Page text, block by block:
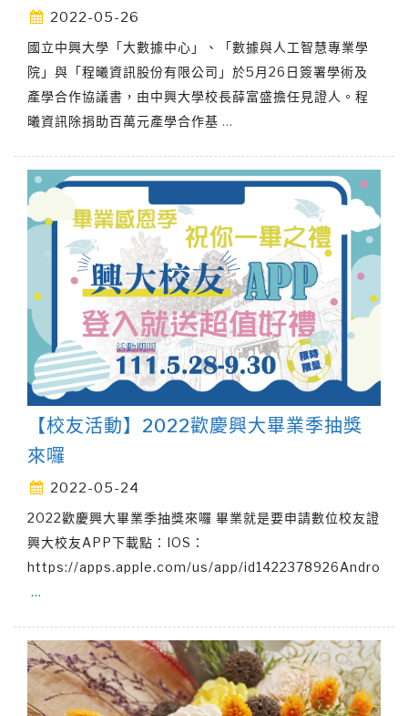
2022-05-26
國立中興大學「大數據中心」、「數據與人工智慧專業學
院」與「程曦資訊股份有限公司」於5月26日簽署學術及
產學合作協議書，由中興大學校長薛富盛擔任見證人。程
曦資訊除捐助百萬元產學合作基 …
【校友活動】2022歡慶興大畢業季抽獎
來囉
2022-05-24
2022歡慶興大畢業季抽獎來囉 畢業就是要申請數位校友證
興大校友APP下載點：IOS：
https://apps.apple.com/us/app/id1422378926Andro
…